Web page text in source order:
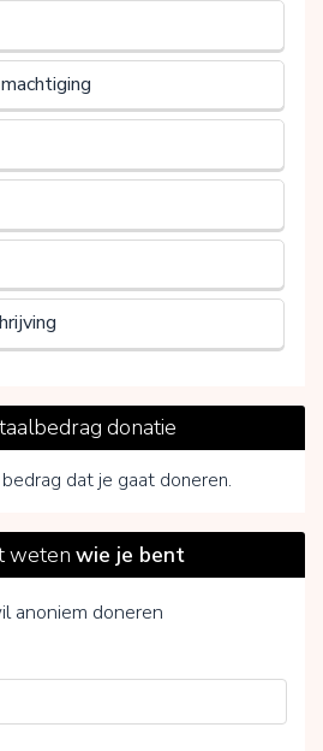
donatie
dat je gaat doneren.
wetenwie je bent
anoniem doneren